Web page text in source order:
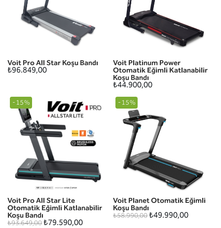
Voit Pro All Star Koşu Bandı
₺96.849,00
Voit Platinum Power
Otomatik Eğimli Katlanabilir
Koşu Bandı
₺44.900,00
-15%
Voit Pro All Star Lite
Otomatik Eğimli Katlanabilir
Koşu Bandı
₺93.649,00₺79.590,00
-15%
Voit Planet Otomatik Eğimli
Koşu Bandı
₺58.990,00₺49.990,00